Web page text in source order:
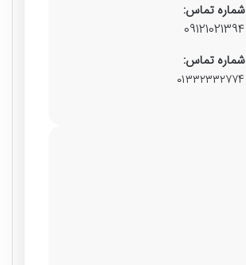
شماره تماس:
09121021394
شماره تماس:
۰۱۳۳۲۳۳۲۷۷۴